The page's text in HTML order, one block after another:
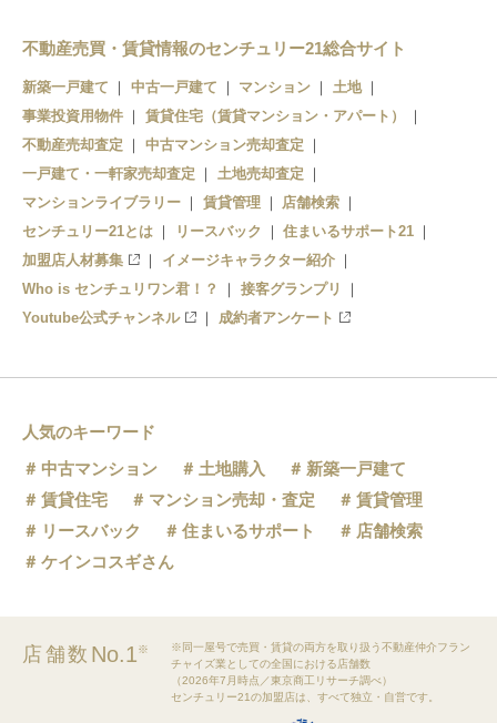
不動産売買・賃貸情報のセンチュリー21総合サイト
新築一戸建て 中古一戸建て マンション
土地
事業投資用物件
賃貸住宅（賃貸マンション・アパート）
不動産売却査定
中古マンション売却査定
一戸建て・一軒家売却査定
土地売却査定
マンションライブラリー
賃貸管理
店舗検索
センチュリー21とは
リースバック
住まいるサポート21
加盟店人材募集
イメージキャラクター紹介
Who is センチュリワン君！？
接客グランプリ
Youtube公式チャンネル
成約者アンケート
人気のキーワード
中古マンション
土地購入
新築一戸建て
賃貸住宅
マンション売却・査定
賃貸管理
リースバック
住まいるサポート
店舗検索
ケインコスギさん
店舗数 No.1※
※同一屋号で売買・賃貸の両方を取り扱う不動産仲介フラン
チャイズ業としての全国における店舗数
（2026年7月時点／東京商工リサーチ調べ）
センチュリー21の加盟店は、すべて独立・自営です。